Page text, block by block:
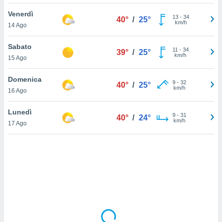
cookie
il tuo
in
a piè
del
Venerdì
14 Ago
40° / 25° 13- 34
km/h
Sabato
15 Ago
39° / 25° 11 - 34
km/h
Domenica
16 Ago
40° / 25° 9- 32
km/h
Lunedì
17 Ago
40° / 24° 9- 31
km/h